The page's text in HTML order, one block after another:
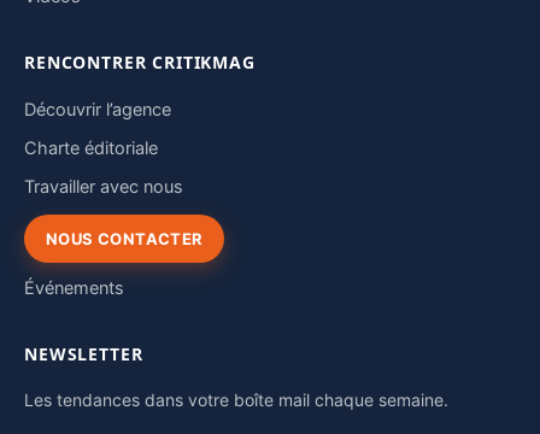
RENCONTRER CRITIKMAG
Découvrir l’agence
Charte éditoriale
Travailler avec nous
NOUS CONTACTER
Événements
NEWSLETTER
Les tendances dans votre boîte mail chaque semaine.